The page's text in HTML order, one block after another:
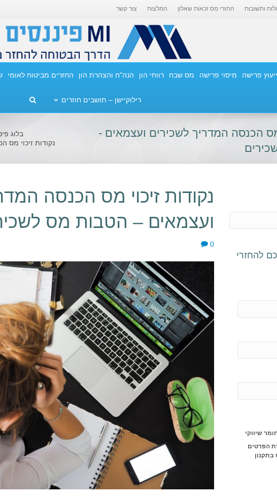
ותשובות החזרי מס זכאות שאלון המלצות צור קשר
ייעוץ פרישה מיסוי פרישה מס שבח רווחי הון הנה"ח והצהרת הון החזרים מביטוח לאומי
רילוקיישן – תושבים חוזרים
מס הכנסה המדריך לשכירים ועצמאים -
בלוג
נקודות זיכוי מס
להחזרי
שיווקי
הפרטים
נקודות זיכוי מס הכנסה
ועצמאים – הטבות מס
0